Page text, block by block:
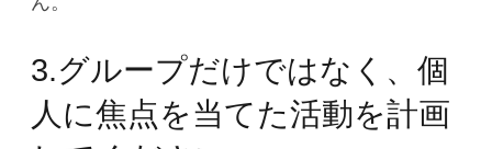
3.グループだけではなく、個
人に焦点を当てた活動を計画